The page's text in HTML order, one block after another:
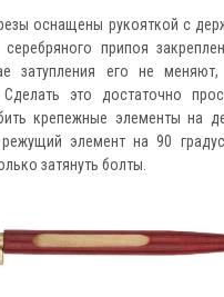
оснащены рукояткой с
припоя
затупления его не
Сделать это достаточно
крепежные элементы на
режущий элемент на 90
затянуть болты.